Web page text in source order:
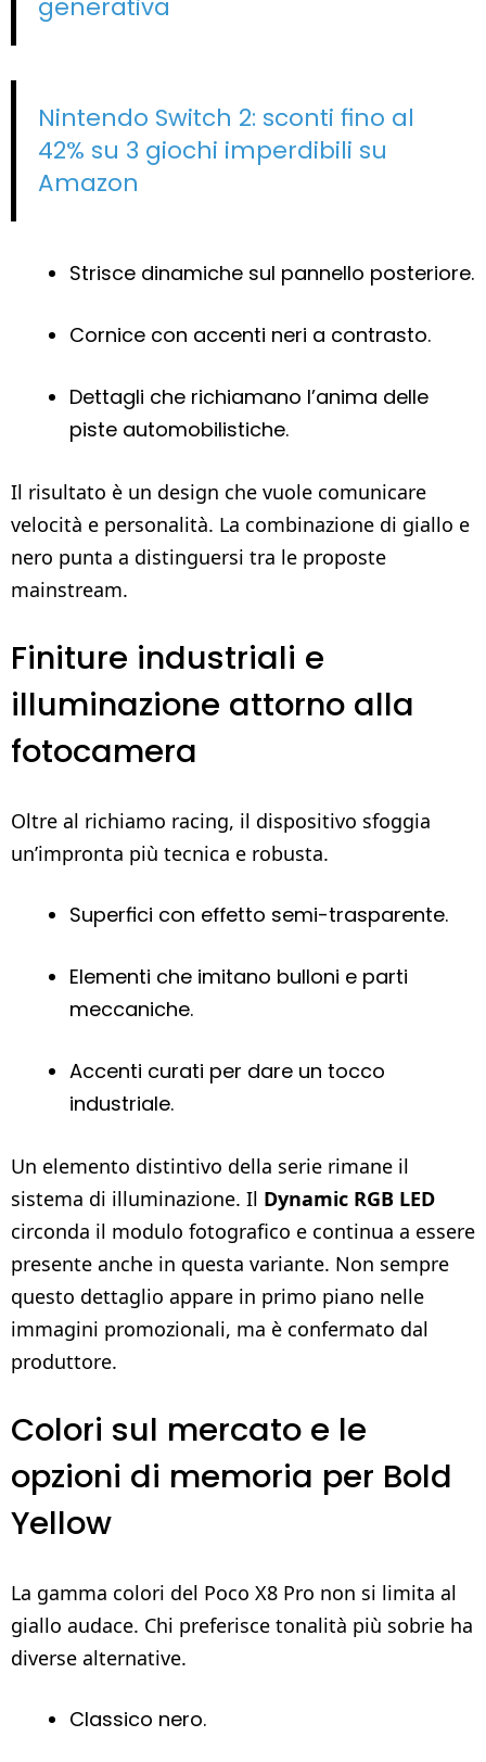
generativa
Nintendo Switch 2: sconti fino al
42% su 3 giochi imperdibili su
Amazon
Strisce dinamiche sul pannello posteriore.
Cornice con accenti neri a contrasto.
Dettagli che richiamano l’anima delle
piste automobilistiche.
Il risultato è un design che vuole comunicare
velocità e personalità. La combinazione di giallo e
nero punta a distinguersi tra le proposte
mainstream.
Finiture industriali e
illuminazione attorno alla
fotocamera
Oltre al richiamo racing, il dispositivo sfoggia
un’impronta più tecnica e robusta.
Superfici con effetto semi-trasparente.
Elementi che imitano bulloni e parti
meccaniche.
Accenti curati per dare un tocco
industriale.
Un elemento distintivo della serie rimane il
sistema di illuminazione. Il Dynamic RGB LED
circonda il modulo fotografico e continua a essere
presente anche in questa variante. Non sempre
questo dettaglio appare in primo piano nelle
immagini promozionali, ma è confermato dal
produttore.
Colori sul mercato e le
opzioni di memoria per Bold
Yellow
La gamma colori del Poco X8 Pro non si limita al
giallo audace. Chi preferisce tonalità più sobrie ha
diverse alternative.
Classico nero.